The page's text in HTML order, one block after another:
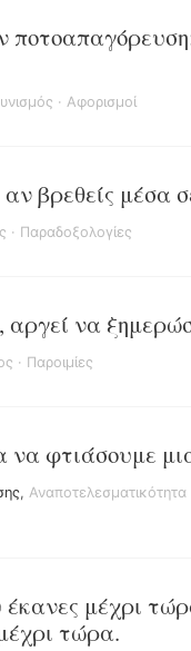
· Αφορισμοί
βρεθείς μέσα
· Παραδοξολογίες
να
· Παροιμίες
να φτιάσουμε
, Αναποτελεσματικότητα
μέχρι
τώρα.